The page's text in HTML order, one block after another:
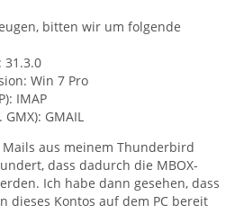
bitten wir um folgende
Win 7 Pro
IMAP
GMAIL
aus meinem Thunderbird
dass dadurch die MBOX-
Ich habe dann gesehen, dass
dieses Kontos auf dem PC bereit